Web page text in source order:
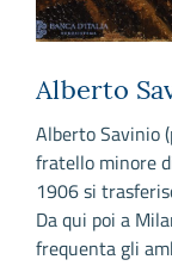
Alberto
Alberto Savinio
fratello minore
1906 si
Da qui poi a
frequenta gli